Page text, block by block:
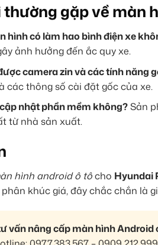
thường gặp về màn
hình có làm hao bình điện xe
ảnh hưởng đến ắc quy xe.
camera zin và các tính năng
các thông số cài đặt gốc của xe.
nhật phần mềm không?Sản
từ nhà sản xuất.
hình android ô tôcho Hyundai
khúc giá, đây chắc chắn là
vấn nâng cấp màn hình Android